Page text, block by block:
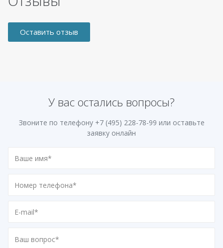
Оставить отзыв
У вас остались вопросы?
Звоните по телефону +7 (495) 228-78-99 или оставьте
заявку онлайн